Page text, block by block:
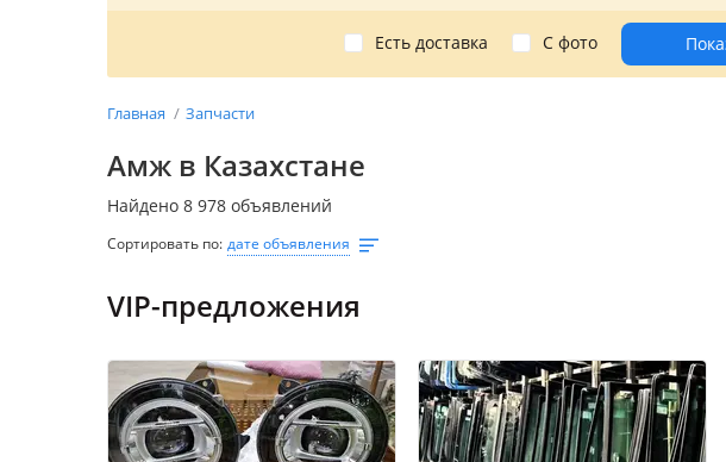
Есть доставка С фото
Главная Запчасти
Амж в Казахстане
Найдено 8 978 объявлений
Сортировать по: дате объявления
VIP-предложения